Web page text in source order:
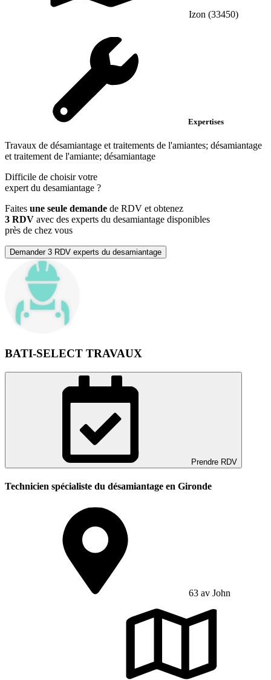
Izon (33450)
Expertises
Travaux de désamiantage et traitements de l'amiantes; désamiantage
et traitement de l'amiante; désamiantage
Difficile de choisir votre
expert du desamiantage ?
Faites une seule demande de RDV et obtenez
3 RDV avec des experts du desamiantage disponibles
près de chez vous
Demander 3 RDV experts du desamiantage
BATI-SELECT TRAVAUX
Prendre RDV
Technicien spécialiste du désamiantage en Gironde
63 av John